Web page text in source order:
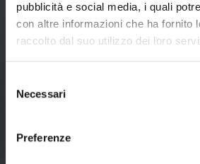
pubblicità e social media, i quali
con altre informazioni che ha fornito
raccolto dal suo utilizzo dei loro
delNecessari
Preferenze